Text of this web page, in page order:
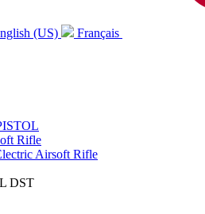
(US) Français
Rifle
Airsoft Rifle
DST